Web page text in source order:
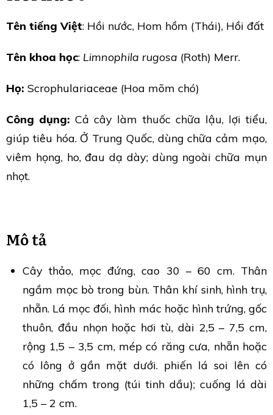
Tên tiếng Việt: Hồi nước, Hom hồm (Thái), Hồi đất
Tên khoa học: Limnophila rugosa (Roth) Merr.
Họ: Scrophulariaceae (Hoa mõm chó)
Công dụng: Cả cây làm thuốc chữa lậu, lợi tiểu,
giúp tiêu hóa. Ở Trung Quốc, dùng chữa cảm mạo,
viêm họng, ho, đau dạ dày; dùng ngoài chữa mụn
nhọt.
Mô tả
Cây thảo, mọc đứng, cao 30 – 60 cm. Thân
ngầm mọc bò trong bùn. Thân khí sinh, hình trụ,
nhẵn. Lá mọc đối, hình mác hoặc hình trứng, gốc
thuôn, đầu nhọn hoặc hơi tù, dài 2,5 – 7,5 cm,
rộng 1,5 – 3,5 cm, mép có răng cưa, nhẵn hoặc
có lông ở gần mặt dưới. phiến lá soi lên có
những chấm trong (túi tinh dầu); cuống lá dài
1,5 – 2 cm.